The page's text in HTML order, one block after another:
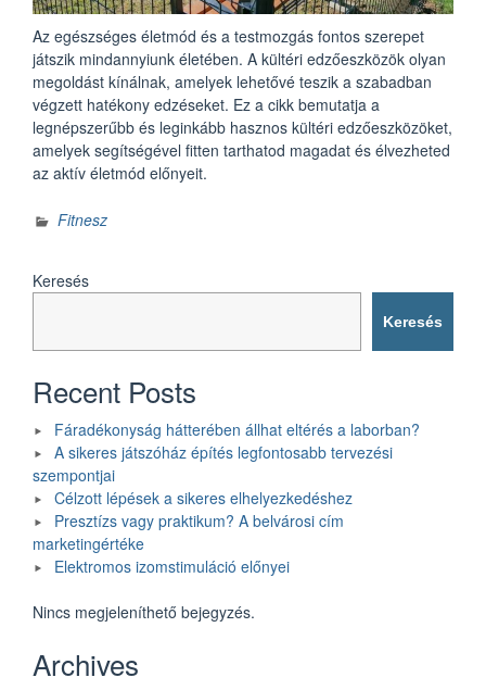
Az egészséges életmód és a testmozgás fontos szerepet
játszik mindannyiunk életében. A kültéri edzőeszközök olyan
megoldást kínálnak, amelyek lehetővé teszik a szabadban
végzett hatékony edzéseket. Ez a cikk bemutatja a
legnépszerűbb és leginkább hasznos kültéri edzőeszközöket,
amelyek segítségével fitten tarthatod magadat és élvezheted
az aktív életmód előnyeit.
Fitnesz
Keresés
Keresés
Recent Posts
Fáradékonyság hátterében állhat eltérés a laborban?
A sikeres játszóház építés legfontosabb tervezési
szempontjai
Célzott lépések a sikeres elhelyezkedéshez
Presztízs vagy praktikum? A belvárosi cím
marketingértéke
Elektromos izomstimuláció előnyei
Nincs megjeleníthető bejegyzés.
Archives